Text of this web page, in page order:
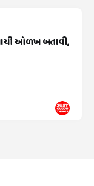
ઓળખ બતાવી,